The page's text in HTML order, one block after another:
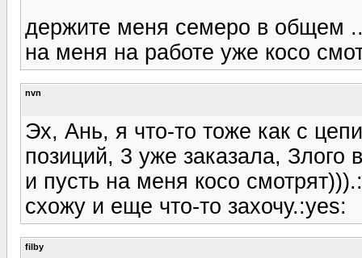
держите меня семеро в общем
на меня на работе уже косо
nvn
Эх, Ань, я что-то тоже как с
позиций, 3 уже заказала,
и пусть на меня косо
схожу и еще что-то захочу.:yes:
filby